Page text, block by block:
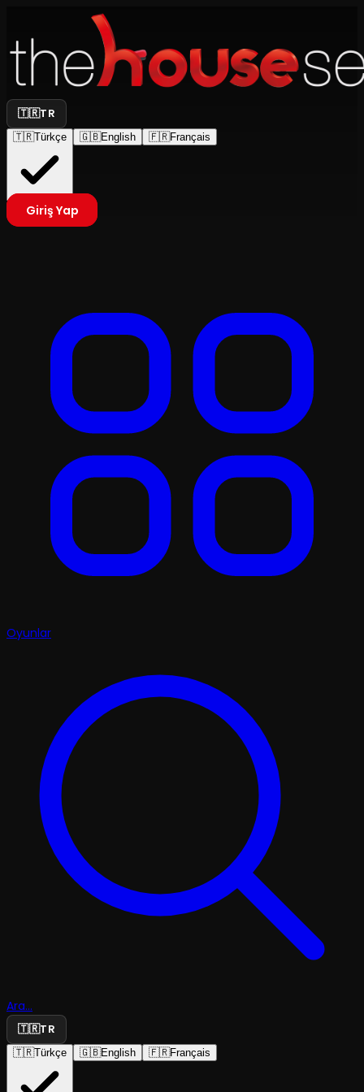
🇹🇷TR
🇹🇷Türkçe 🇬🇧English 🇫🇷Français
Giriş Yap
Oyunlar
Ara...
🇹🇷TR
🇹🇷Türkçe 🇬🇧English 🇫🇷Français